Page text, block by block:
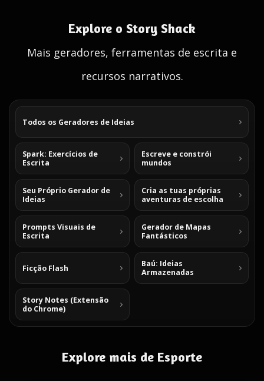
Explore o Story Shack
Mais geradores, ferramentas de escrita e
recursos narrativos.
Todos os Geradores de Ideias
Spark: Exercícios de
Escrita
Escreve e constrói
mundos
Seu Próprio Gerador de
Ideias
Cria as tuas próprias
aventuras de escolha
Prompts Visuais de
Escrita
Gerador de Mapas
Fantásticos
Ficção Flash
Baú: Ideias
Armazenadas
Story Notes (Extensão
do Chrome)
Explore mais de Esporte